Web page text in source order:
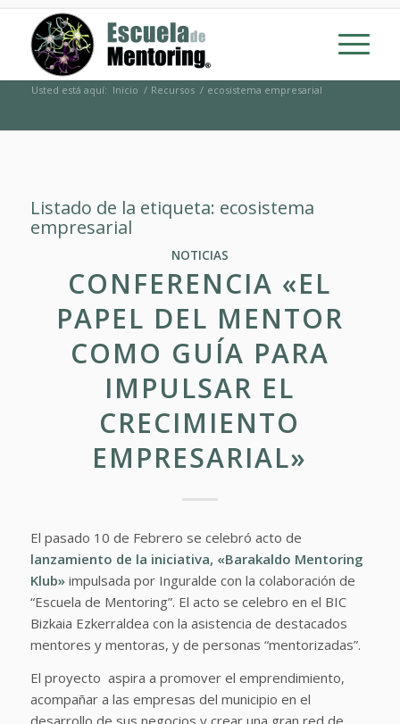
Usted está aquí: Inicio / Recursos / ecosistema empresarial
Listado de la etiqueta: ecosistema
empresarial
NOTICIAS
CONFERENCIA «EL
PAPEL DEL MENTOR
COMO GUÍA PARA
IMPULSAR EL
CRECIMIENTO
EMPRESARIAL»
El pasado 10 de Febrero se celebró acto de
lanzamiento de la iniciativa, «Barakaldo Mentoring
Klub»impulsada por Inguralde con la colaboración de
“Escuela de Mentoring”. El acto se celebro en el BIC
Bizkaia Ezkerraldea con la asistencia de destacados
mentores y mentoras, y de personas “mentorizadas”.
El proyecto aspira a promover el emprendimiento,
acompañar a las empresas del municipio en el
desarrollo de sus negocios y crear una gran red de